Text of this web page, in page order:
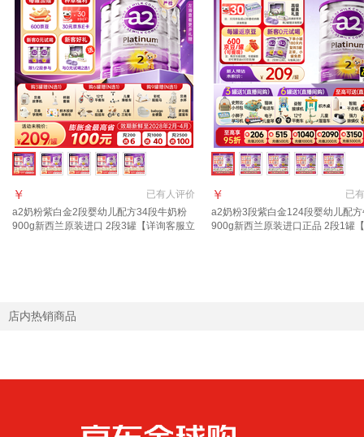
已有人评价
￥
a2奶粉紫白金2段婴幼儿配方34段牛奶粉
900g新西兰原装进口 2段3罐【详询客服立
已有
￥
a2奶粉3段紫白金124段婴幼儿配
900g新西兰原装进口正品 2段1罐
店内热销商品